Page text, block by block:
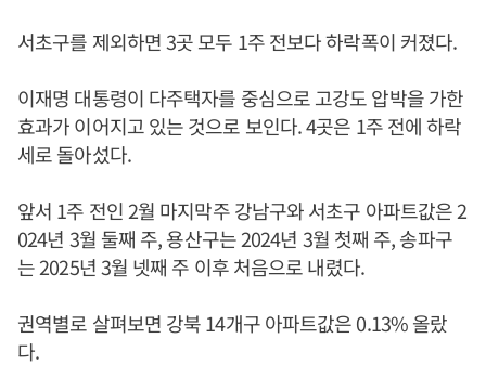
서초구를 제외하면 3곳 모두 1주 전보다 하락폭이 커졌다.
이재명 대통령이 다주택자를 중심으로 고강도 압박을 가한
효과가 이어지고 있는 것으로 보인다. 4곳은 1주 전에 하락
세로 돌아섰다.
앞서 1주 전인 2월 마지막주 강남구와 서초구 아파트값은 2
024년 3월 둘째 주, 용산구는 2024년 3월 첫째 주, 송파구
는 2025년 3월 넷째 주 이후 처음으로 내렸다.
권역별로 살펴보면 강북 14개구 아파트값은 0.13% 올랐
다.